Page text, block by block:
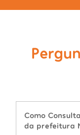
Como
da prefeitura